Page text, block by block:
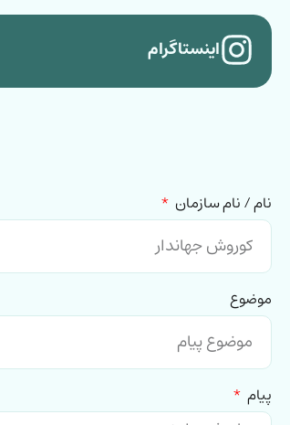
اینستاگرام
نام / نام سازمان
موضوع
پیام